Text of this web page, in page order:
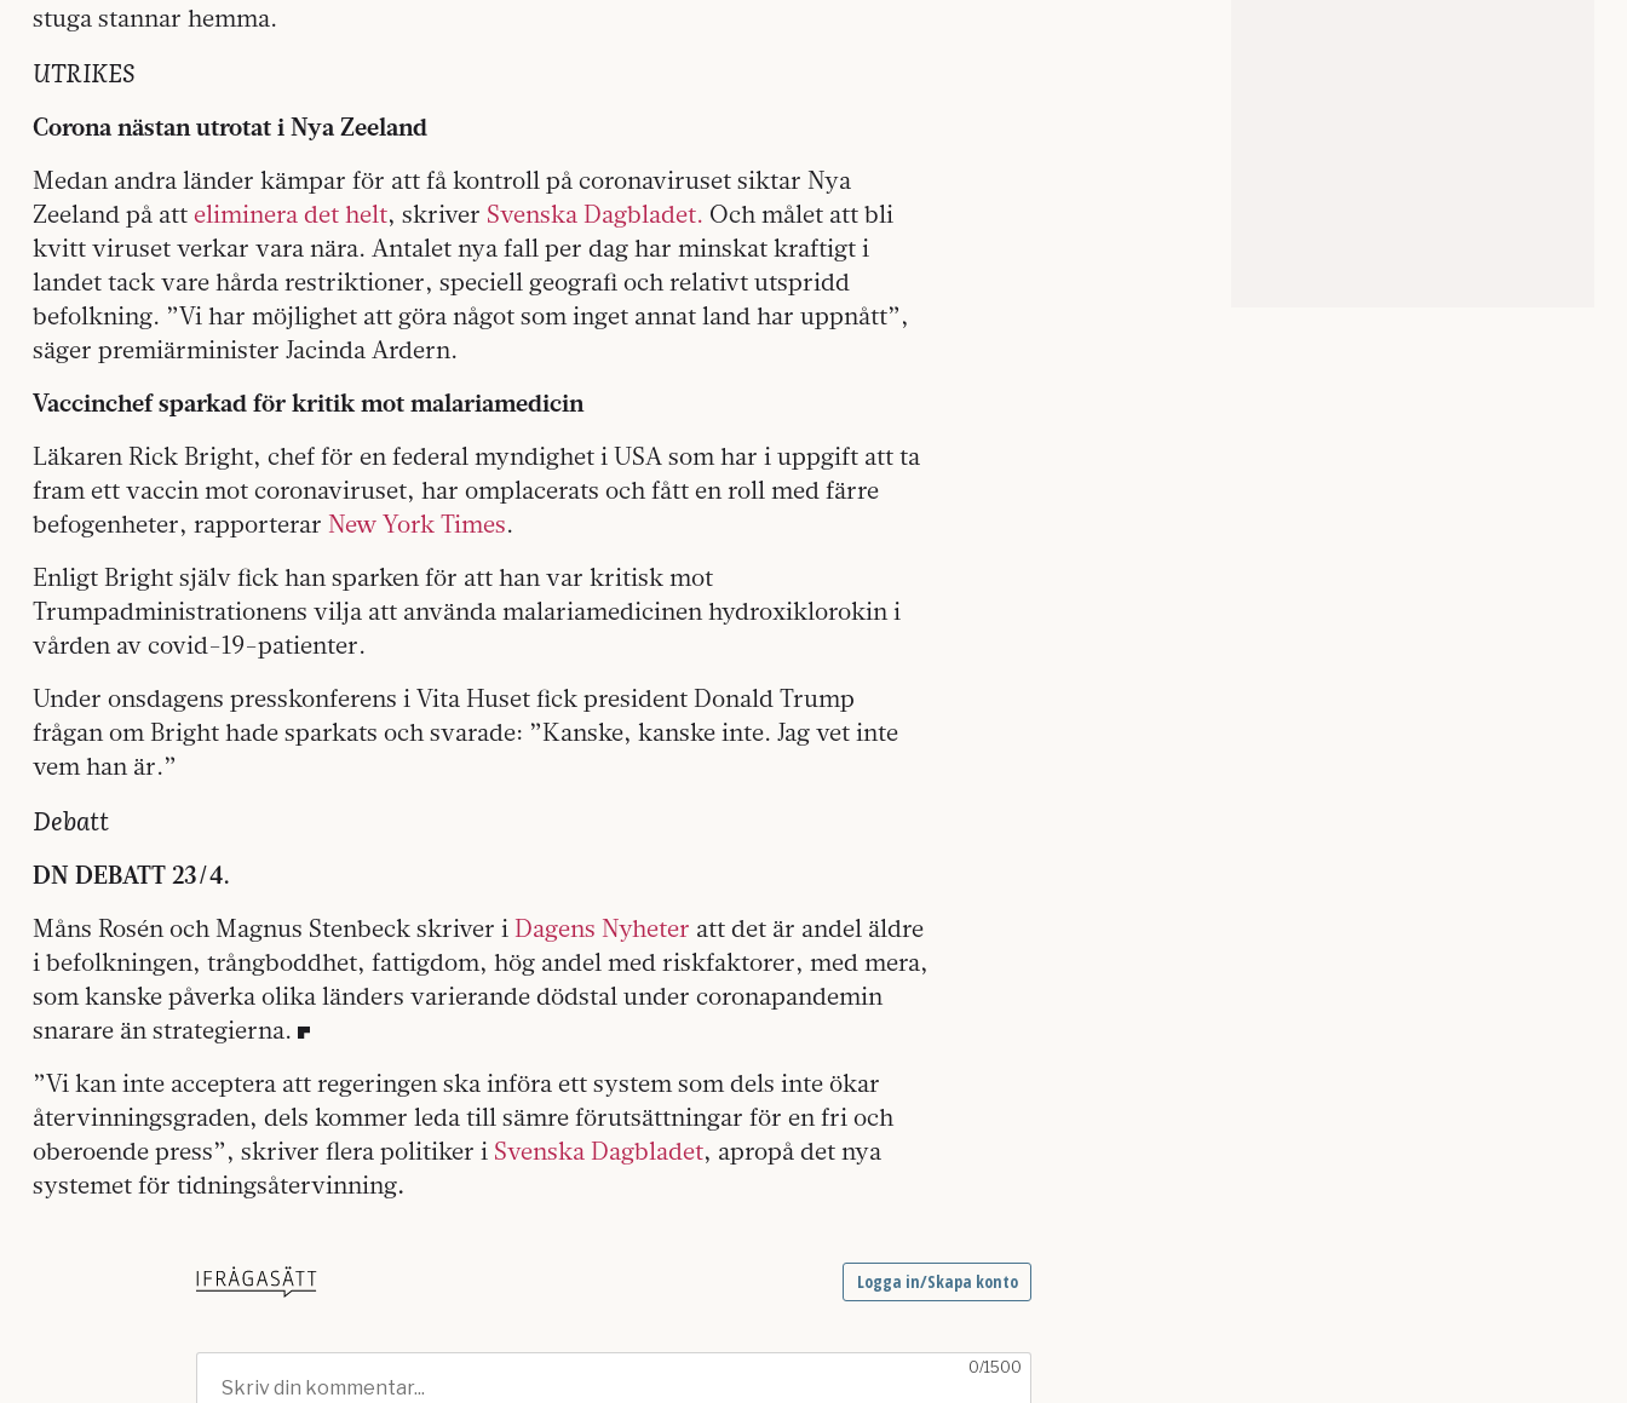
stuga stannar hemma.
UTRIKES
Corona nästan utrotat i Nya Zeeland
Medan andra länder kämpar för att få kontroll på coronaviruset siktar Nya
Zeeland på att eliminera det helt, skriver Svenska Dagbladet. Och målet att bli
kvitt viruset verkar vara nära. Antalet nya fall per dag har minskat kraftigt i
landet tack vare hårda restriktioner, speciell geografi och relativt utspridd
befolkning. ”Vi har möjlighet att göra något som inget annat land har uppnått”,
säger premiärminister Jacinda Ardern.
Vaccinchef sparkad för kritik mot malariamedicin
Läkaren Rick Bright, chef för en federal myndighet i USA som har i uppgift att ta
fram ett vaccin mot coronaviruset, har omplacerats och fått en roll med färre
befogenheter, rapporterar New York Times.
Enligt Bright själv fick han sparken för att han var kritisk mot
Trumpadministrationens vilja att använda malariamedicinen hydroxiklorokin i
vården av covid-19-patienter.
Under onsdagens presskonferens i Vita Huset fick president Donald Trump
frågan om Bright hade sparkats och svarade: ”Kanske, kanske inte. Jag vet inte
vem han är.”
Debatt
DN DEBATT 23/4.
Måns Rosén och Magnus Stenbeck skriver i Dagens Nyheter att det är andel äldre
i befolkningen, trångboddhet, fattigdom, hög andel med riskfaktorer, med mera,
som kanske påverka olika länders varierande dödstal under coronapandemin
snarare än strategierna.
”Vi kan inte acceptera att regeringen ska införa ett system som dels inte ökar
återvinningsgraden, dels kommer leda till sämre förutsättningar för en fri och
oberoende press”, skriver flera politiker i Svenska Dagbladet, apropå det nya
systemet för tidningsåtervinning.